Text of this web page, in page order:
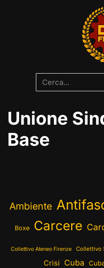
Unione
Base
Ambiente
Boxe Carcere
Collettivo Ateneo Firenze Collettivo
Crisi Cuba